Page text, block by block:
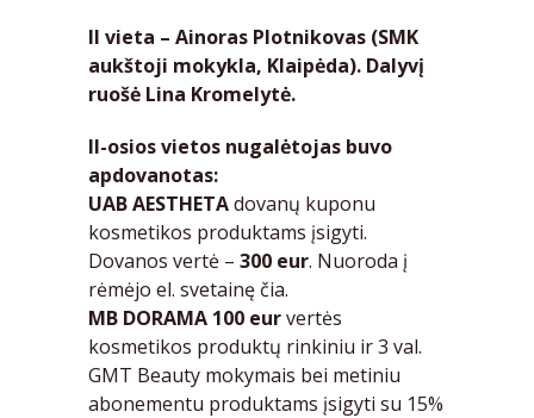
II vieta – Ainoras Plotnikovas (SMK
aukštoji mokykla, Klaipėda). Dalyvį
ruošė Lina Kromelytė.
II-osios vietos nugalėtojas buvo
apdovanotas:
UAB AESTHETAdovanų kuponu
kosmetikos produktams įsigyti.
Dovanos vertė – 300 eur. Nuoroda į
rėmėjo el. svetainę čia.
MB DORAMA 100 eurvertės
kosmetikos produktų rinkiniu ir 3 val.
GMT Beauty mokymais bei metiniu
abonementu produktams įsigyti su 15%